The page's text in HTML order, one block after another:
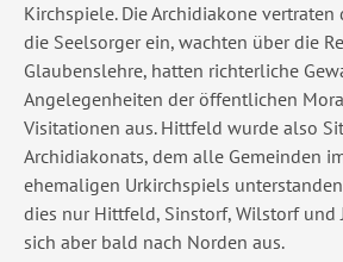
Kirchspiele. Die Archidiakone vertraten
die Seelsorger ein, wachten über die
Glaubenslehre, hatten richterliche
Angelegenheiten der öffentlichen
Visitationen aus. Hittfeld wurde also
Archidiakonats, dem alle Gemeinden
ehemaligen Urkirchspiels
dies nur Hittfeld, Sinstorf, Wilstorf und
sich aber bald nach Norden aus.